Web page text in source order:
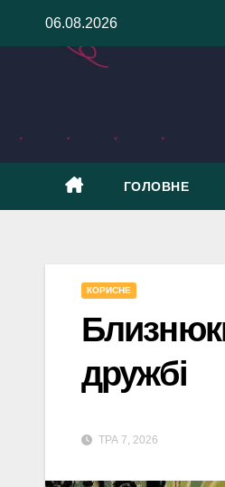
06.08.2026
ГОЛОВНЕ
КОРИСНЕ
дружбі
ТРА 7, 2026